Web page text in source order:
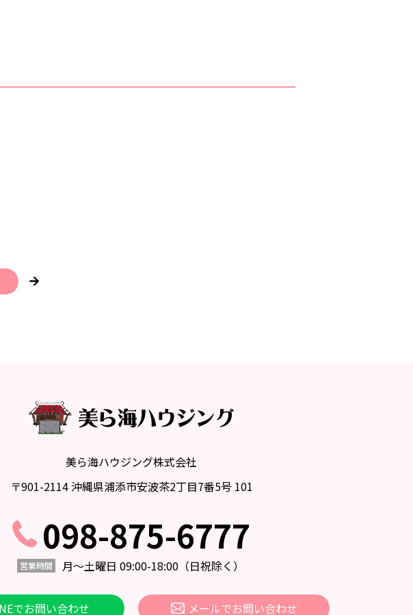
美ら海ハウジング株式会社
〒901-2114 沖縄県浦添市安波茶2丁目7番5号 101
098-875-6777
営業時間 月〜土曜日 09:00-18:00 （日祝除く）
でお問い合わせ メールでお問い合わせ